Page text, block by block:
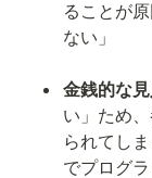
ることが
ない」
金銭的な
い」ため
られてし
でプログ